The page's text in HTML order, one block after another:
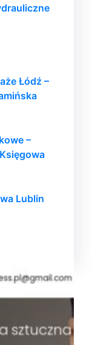
Łódź –
–
Lublin